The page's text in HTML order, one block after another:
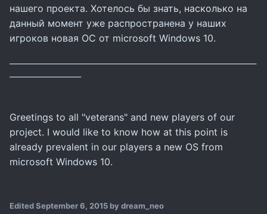
нашего проекта. Хотелось бы знать, насколько на
данный момент уже распространена у наших
игроков новая ОС от microsoft Windows 10.
Greetings to all "veterans" and new players of our
project. I would like to know how at this point is
already prevalent in our players a new OS from
microsoft Windows 10.
EditedSeptember 6, 2015 by dream_neo